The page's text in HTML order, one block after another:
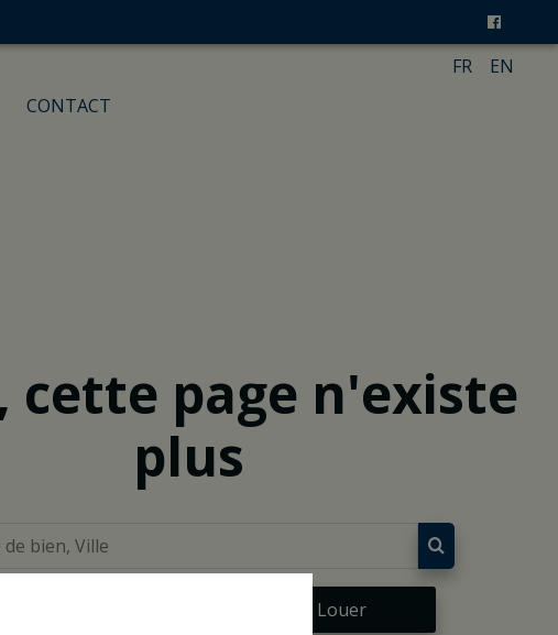
CONTACT
FR EN
cette page n'existe
plus
À Louer